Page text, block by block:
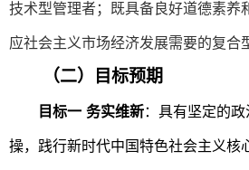
技术型管理者；既具备良好道德素养
应社会主义市场经济发展需要的复合
（二）目标预期
目标一 务实维新：具有坚定的
操，践行新时代中国特色社会主义核